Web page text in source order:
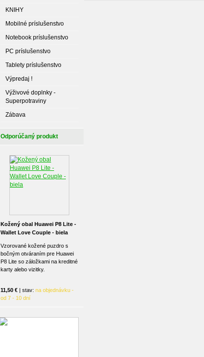
KNIHY
Mobilné príslušenstvo
Notebook príslušenstvo
PC príslušenstvo
Tablety príslušenstvo
Výpredaj !
Výživové doplnky -
Superpotraviny
Zábava
Odporúčaný produkt
Kožený obal Huawei P8 Lite -
Wallet Love Couple - biela
Vzorované kožené puzdro s
bočným otváraním pre Huawei
P8 Lite so záložkami na kreditné
karty alebo vizitky.
11,50 € | stav: na objednávku -
od 7 - 10 dní